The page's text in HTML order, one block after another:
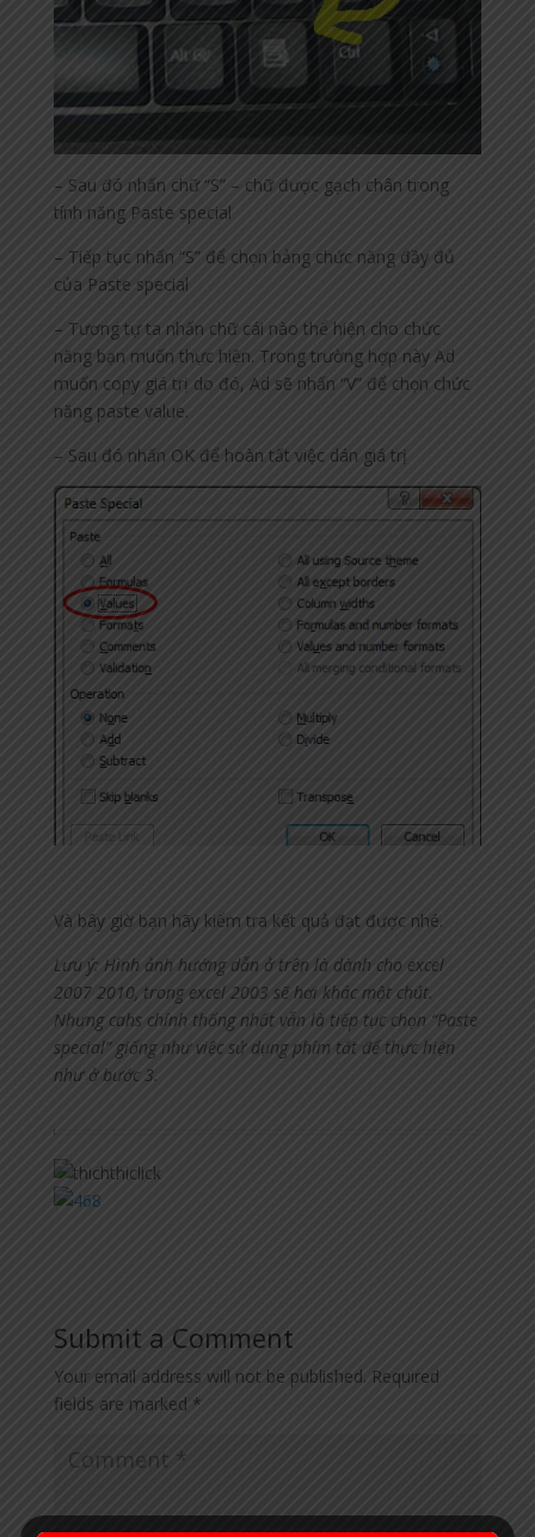
– Sau đó nhấn chữ “S” – chữ được gạch chân trong
tính năng Paste special
– Tiếp tục nhấn “S” để chọn bảng chức năng đầy đủ
của Paste special
– Tương tự ta nhấn chữ cái nào thể hiện cho chức
năng bạn muốn thực hiện. Trong trường hợp này Ad
muốn copy giá trị do đó, Ad sẽ nhấn “V” để chọn chức
năng paste value.
– Sau đó nhấn OK để hoàn tất việc dán giá trị
Và bây giờ bạn hãy kiểm tra kết quả đạt được nhé.
Lưu ý: Hình ảnh hướng dẫn ở trên là dành cho excel
2007 2010, trong excel 2003 sẽ hơi khác một chút.
Nhưng cahs chính thống nhất vẫn là tiếp tục chọn “Paste
special” giống như việc sử dụng phím tắt để thực hiện
như ở bước 3.
Submit a Comment
Your email address will not be published. Required
fields are marked *